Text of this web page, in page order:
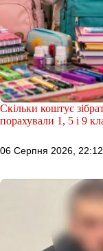
Скільки коштує
порахували 1, 5 і 9
06 Серпня 2026, 22:12